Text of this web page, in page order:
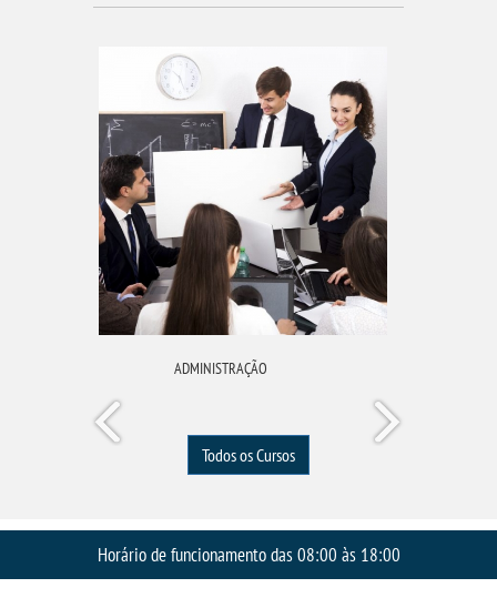
ADMINISTRAÇÃO
Todos os Cursos
Horário de funcionamento das 08:00 às 18:00